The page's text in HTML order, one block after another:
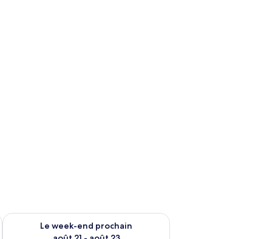
août 14 - août 16
Le week-end prochain
Vérifier la disponibilité pour le week-end prochain août 21 -